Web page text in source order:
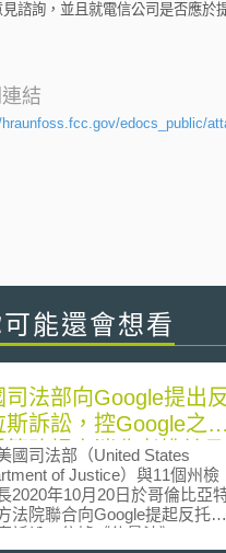
諮詢，並且就電信公司是否應於
結
edocs_public/
能還會想看
司法部向Google提出反
斯訴訟，控Google之
策略損害消費者權益且
創新
司法部（United States
of Justice）與11個州檢
2020年10月20日於哥倫比亞
法院聯合向Google提起反托拉
訴訟，依據《休曼法》